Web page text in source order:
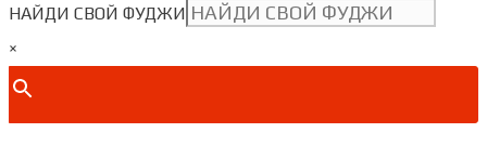
НАЙДИ СВОЙ ФУДЖИ
×